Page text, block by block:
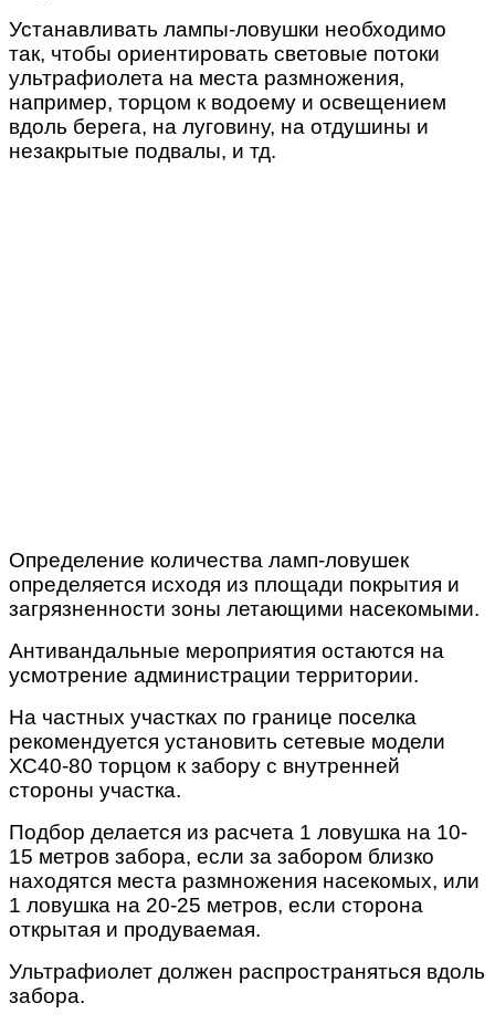
Устанавливать лампы-ловушки необходимо
так, чтобы ориентировать световые потоки
ультрафиолета на места размножения,
например, торцом к водоему и освещением
вдоль берега, на луговину, на отдушины и
незакрытые подвалы, и тд.
Определение количества ламп-ловушек
определяется исходя из площади покрытия и
загрязненности зоны летающими насекомыми.
Антивандальные мероприятия остаются на
усмотрение администрации территории.
На частных участках по границе поселка
рекомендуется установить сетевые модели
ХС40-80 торцом к забору с внутренней
стороны участка.
Подбор делается из расчета 1 ловушка на 10-
15 метров забора, если за забором близко
находятся места размножения насекомых, или
1 ловушка на 20-25 метров, если сторона
открытая и продуваемая.
Ультрафиолет должен распространяться вдоль
забора.